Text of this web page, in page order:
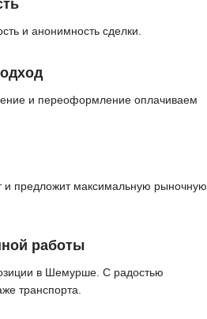
и анонимность сделки.
и переоформление оплачиваем
и предложит максимальную рыночную
работы
в Шемурше. С радостью
транспорта.